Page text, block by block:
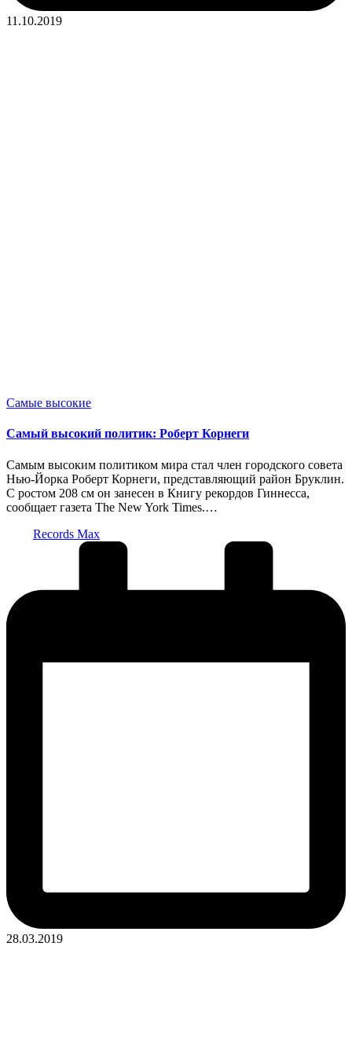
11.10.2019
Опубликовано
Самые высокие
Cамый высокий политик: Роберт Корнеги
Самым высоким политиком мира стал член городского совета
Нью-Йорка Роберт Корнеги, представляющий район Бруклин.
С ростом 208 см он занесен в Книгу рекордов Гиннесса,
сообщает газета The New York Times.…
Records Max
28.03.2019